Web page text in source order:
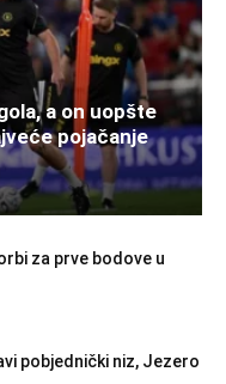
a on uopšte
pojačanje
za prve bodove u
pobjednički niz, Jezero